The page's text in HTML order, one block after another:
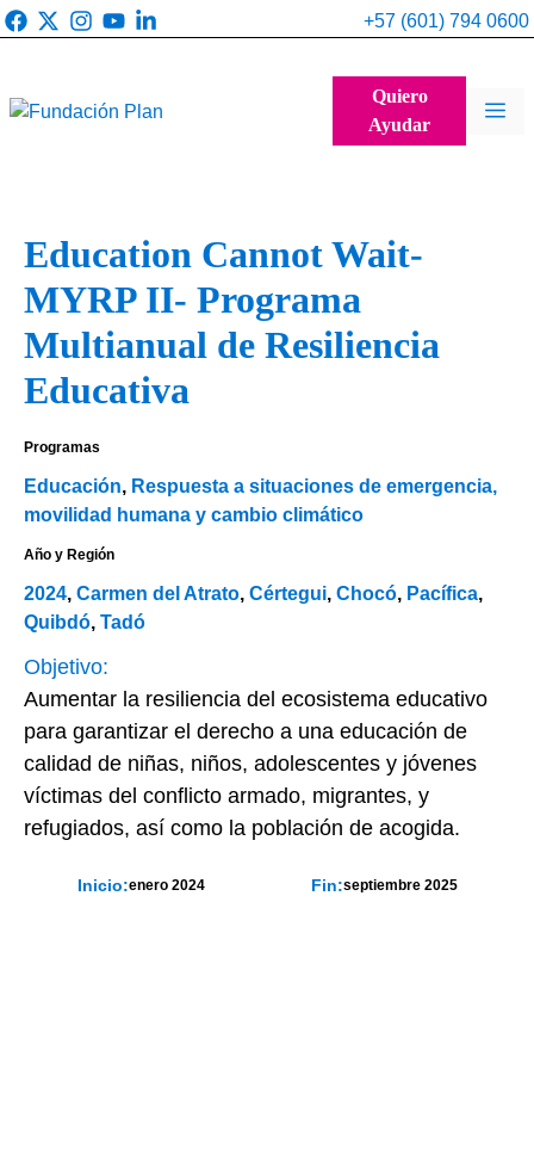
Saltar
al
+57 (601) 794 0600
Quiero
Ayudar
Education Cannot Wait-
MYRP II- Programa
Multianual de Resiliencia
Educativa
Programas
Educación, Respuesta a situaciones de emergencia,
movilidad humana y cambio climático
Año y Región
2024, Carmen del Atrato, Cértegui, Chocó, Pacífica,
Quibdó, Tadó
Objetivo:
Aumentar la resiliencia del ecosistema educativo
para garantizar el derecho a una educación de
calidad de niñas, niños, adolescentes y jóvenes
víctimas del conflicto armado, migrantes, y
refugiados, así como la población de acogida.
Inicio:enero 2024 Fin:septiembre 2025